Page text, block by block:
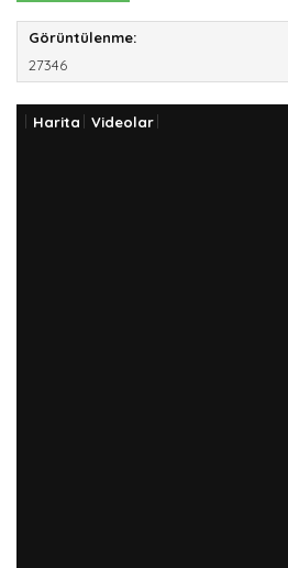
Görüntülenme:
27346
Harita Videolar